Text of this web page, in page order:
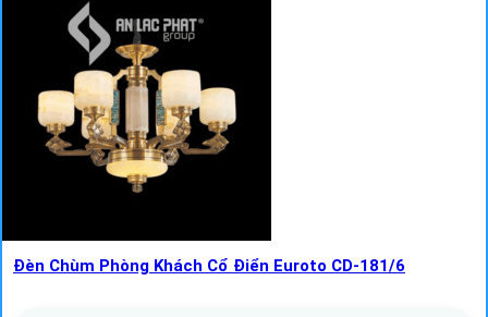
Đèn Chùm Phòng Khách Cổ Điển Euroto CD-181/6